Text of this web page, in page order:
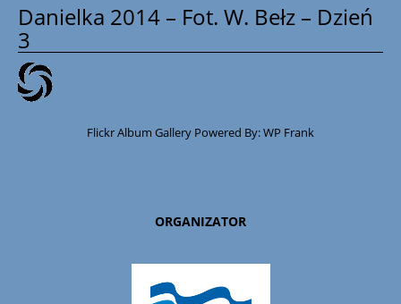
Danielka 2014 – Fot. W. Bełz – Dzień
3
Flickr Album Gallery Powered By:WP Frank
ORGANIZATOR